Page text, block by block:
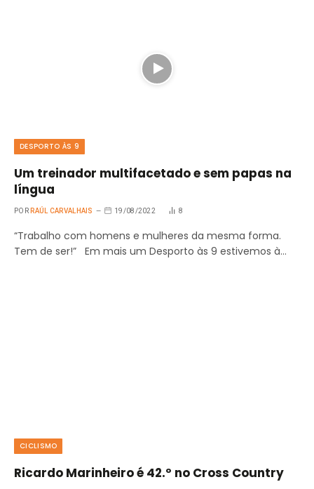
DESPORTO ÀS 9
Um treinador multifacetado e sem papas na
língua
POR RAÚL CARVALHAIS 19/08/2022 8
“Trabalho com homens e mulheres da mesma forma.
Tem de ser!” Em mais um Desporto às 9 estivemos à…
CICLISMO
Ricardo Marinheiro é 42.º no Cross Country